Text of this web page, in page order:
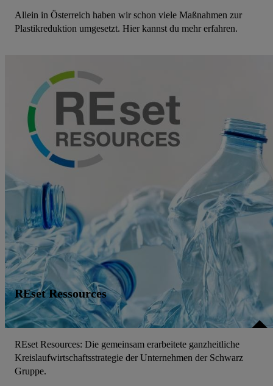
Allein in Österreich haben wir schon viele Maßnahmen zur
Plastikreduktion umgesetzt. Hier kannst du mehr erfahren.
REset Ressources
REset Resources: Die gemeinsam erarbeitete ganzheitliche
Kreislaufwirtschaftsstrategie der Unternehmen der Schwarz
Gruppe.